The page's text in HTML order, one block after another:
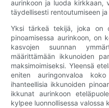
aurinkoon ja luoda kirkkaan,
täydellisesti rentoutumiseen
Yksi tärkeä tekijä, joka on
pinoamisessa aurinkoon, on
kasvojen suunnan
määrittämään ikkunoiden
maksimoimiseksi. Yleensä
eniten auringonvaloa
ihanteellisia ikkunoiden
ikkunat aurinkoon
kylpee luonnollisessa valossa